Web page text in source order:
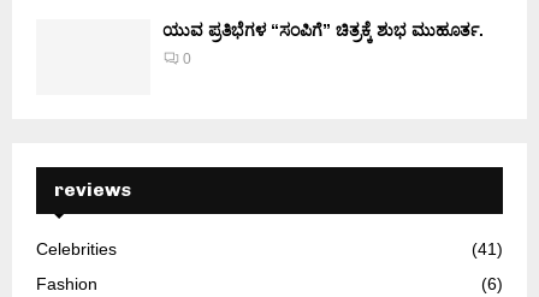
ಯುವ ಪ್ರತಿಭೆಗಳ “ಸಂಪಿಗೆ” ಚಿತ್ರಕ್ಕೆ ಶುಭ ಮುಹೂರ್ತ.
0
reviews
Celebrities
(41)
Fashion
(6)